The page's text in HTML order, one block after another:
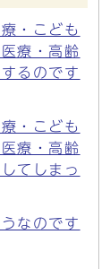
・こども
療・高齢
るのです
・こども
療・高齢
てしまっ
なのです